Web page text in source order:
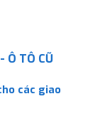
Ô TÔ CŨ
các giao